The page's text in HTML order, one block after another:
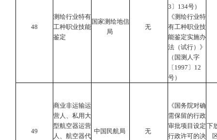
48
测绘行业特有
工种职业技能
鉴定
国家测绘地信
局
无
3〕134号）
《测绘行业特
有工种职业技
能鉴定实施办
法（试行）》
（国测人字
〔1997〕12
号）
49
商业非运输运
营人、私用大
型航空器运营
人、航空器代
中国民航局 无
《国务院对确
需保留的行政
审批项目设定
行政许可的决
下